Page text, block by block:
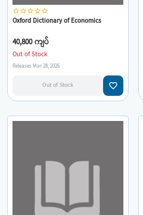
star_borderstar_borderstar_borderstar_borderstar_border
Oxford Dictionary of Economics
40,800 ကျပ်
Out of Stock
Releases Mar 28, 2026
Out of Stock favorite_border